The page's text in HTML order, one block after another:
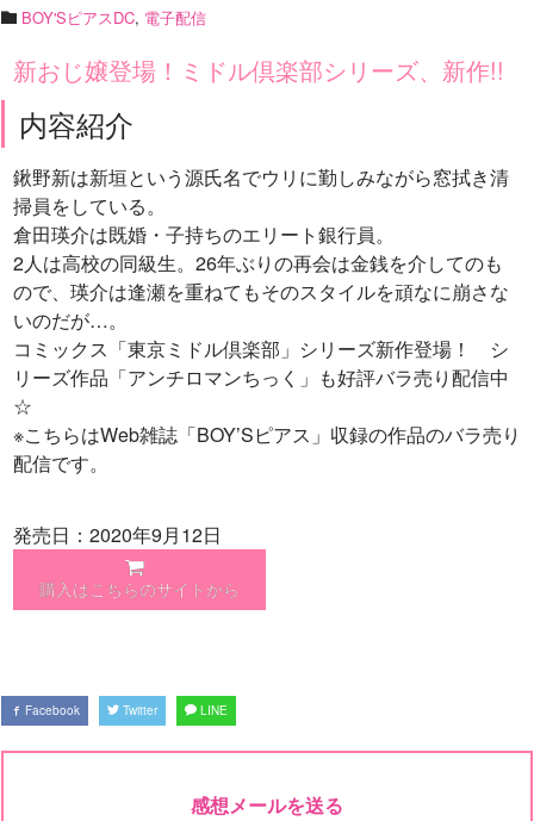
BOY'SピアスDC, 電子配信
新おじ嬢登場！ミドル倶楽部シリーズ、新作!!
内容紹介
鍬野新は新垣という源氏名でウリに勤しみながら窓拭き清
掃員をしている。
倉田瑛介は既婚・子持ちのエリート銀行員。
2人は高校の同級生。26年ぶりの再会は金銭を介してのも
ので、瑛介は逢瀬を重ねてもそのスタイルを頑なに崩さな
いのだが…。
コミックス「東京ミドル倶楽部」シリーズ新作登場！ シ
リーズ作品「アンチロマンちっく」も好評バラ売り配信中
☆
※こちらはWeb雑誌「BOY’Sピアス」収録の作品のバラ売り
配信です。
発売日：2020年9月12日
購入はこちらのサイトから
Facebook Twitter LINE
感想メールを送る